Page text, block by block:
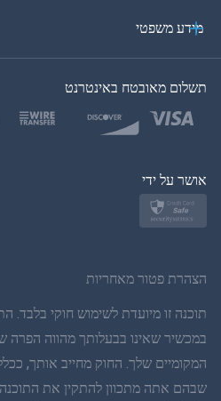
בטורקית
פולנית
תאית
סינית פשוטה
דנית
מידע משפטי
תשלום מאובטח באינטרנט
אושר על ידי
הצהרת פטור מאחריות
תוכנה זו מיועדת לשימוש חוקי בלבד.
במכשיר שאינו בבעלותך מהווה הפרה
המקומיים שלך. החוק מחייב אותך,
שבהם אתה מתכוון להתקין את